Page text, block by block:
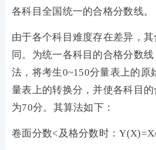
各科目全国统一的合格分数线。
由于各个科目难度存在差异，
同。为统一各科目的合格分数
法，将考生0~150分量表上的原
量表上的转换分，并使各科目
为70分。其算法如下：
卷面分数<及格分数时：